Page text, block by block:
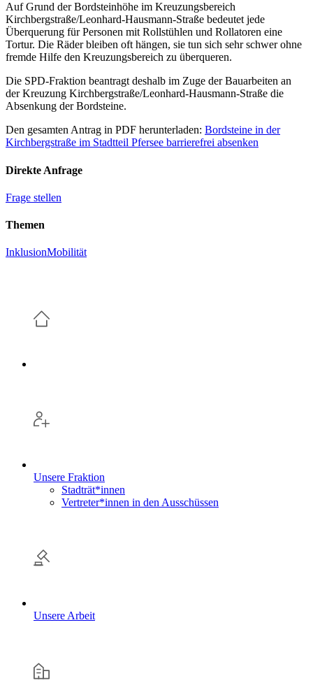
Auf Grund der Bordsteinhöhe im Kreuzungsbereich
Kirchbergstraße/Leonhard-Hausmann-Straße bedeutet jede
Überquerung für Personen mit Rollstühlen und Rollatoren eine
Tortur. Die Räder bleiben oft hängen, sie tun sich sehr schwer ohne
fremde Hilfe den Kreuzungsbereich zu überqueren.
Die SPD-Fraktion beantragt deshalb im Zuge der Bauarbeiten an
der Kreuzung Kirchbergstraße/Leonhard-Hausmann-Straße die
Absenkung der Bordsteine.
Den gesamten Antrag in PDF herunterladen: Bordsteine in der
Kirchbergstraße im Stadtteil Pfersee barrierefrei absenken
Direkte Anfrage
Frage stellen
Themen
InklusionMobilität
Unsere Fraktion
Stadträt*innen
Vertreter*innen in den Ausschüssen
Unsere Arbeit